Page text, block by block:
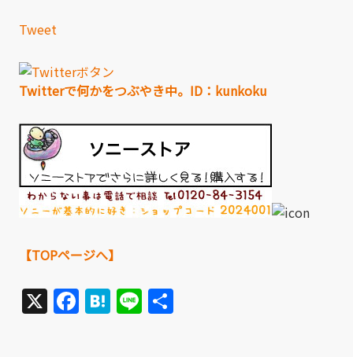
Tweet
Twitterで何かをつぶやき中。ID：kunkoku
【TOPページへ】
X Facebook
Hatena
Line